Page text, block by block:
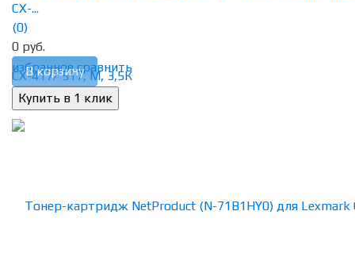
избранное сравнить
CX-...
(0)
0 руб.
В корзину